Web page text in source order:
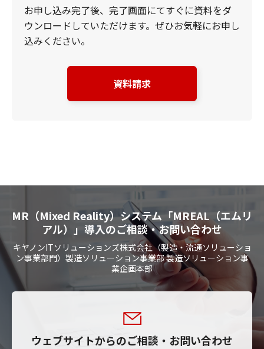
お申し込み完了後、完了画面にてすぐに資料をダ
ウンロードしていただけます。ぜひお気軽にお申し
込みください。
資料請求
MR（Mixed Reality）システム「MREAL（エムリ
アル）」導入のご相談・お問い合わせ
キヤノンITソリューションズ株式会社（製造・流通ソリューショ
ン事業部門）製造ソリューション事業部 製造ソリューション事
業企画本部
ウェブサイトからのご相談・お問い合わせ